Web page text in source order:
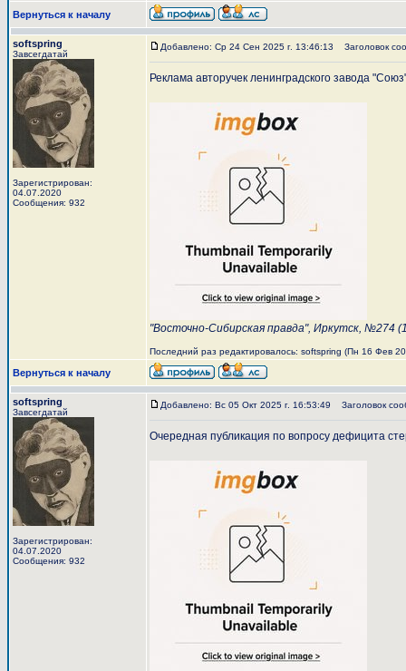
Вернуться к началу
softspring
Завсегдатай
Зарегистрирован:
04.07.2020
Сообщения: 932
Добавлено: Ср 24 Сен 2025 г. 13:46:13 Заголовок
Реклама авторучек ленинградского завода
"Восточно-Сибирская правда", Иркутск, №274
Последний раз редактировалось: softspring (Пн 16 Фев
Вернуться к началу
softspring
Завсегдатай
Зарегистрирован:
04.07.2020
Сообщения: 932
Добавлено: Вс 05 Окт 2025 г. 16:53:49 Заголовок
Очередная публикация по вопросу дефицита